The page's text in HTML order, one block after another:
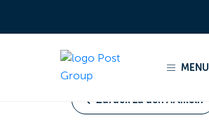
MENU
Zurück zu den Artikeln